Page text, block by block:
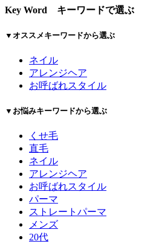
Key Word キーワードで選ぶ
▼オススメキーワードから選ぶ
ネイル
アレンジヘア
お呼ばれスタイル
▼お悩みキーワードから選ぶ
くせ毛
直毛
ネイル
アレンジヘア
お呼ばれスタイル
パーマ
ストレートパーマ
メンズ
20代